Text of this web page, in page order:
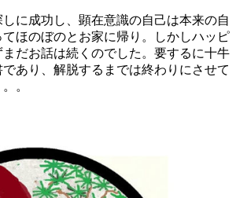
に成功し、顕在意識の自己は本来の自
ほのぼのとお家に帰り。しかしハッピ
だお話は続くのでした。要するに十牛
あり、解脱するまでは終わりにさせて
。